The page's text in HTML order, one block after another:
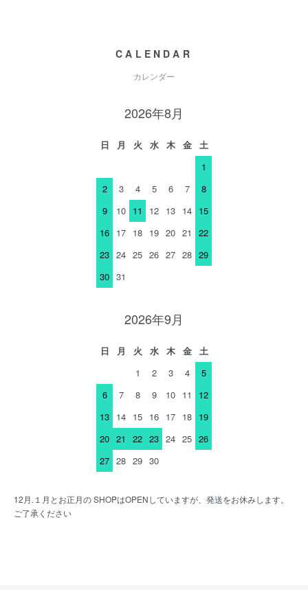
CALENDAR
カレンダー
2026年8月
日 月 火 水 木 金
土
1
2
3 4 5 6 7
8
9
10 11 12 13 14 15
16 17 18 19 20 21
22
23 24 25 26 27 28 29
30 31
2026年9月
日 月 火 水 木 金
土
1
2 3 4
5
6
7 8 9 10 11
12
13 14 15 16 17 18 19
20 21 22 23 24 25 26
27 28 29 30
12月.１月とお正月の SHOPはOPENしていますが、発送をお休みします。
ご了承ください